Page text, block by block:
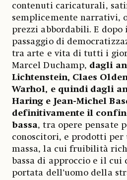
contenuti caricaturali,
semplicemente narrativi,
prezzi abbordabili. E
passaggio di
tra arte e vita di tutti i
Marcel Duchamp, dagli
Lichtenstein, Claes
Warhol, e quindi dagli
Haring e Jean-Michel
definitivamente il
bassa, tra opere pensate
conoscitori, e prodotti per
massa, la cui fruibilità
bassa di approccio e il cui
portata dell’uomo della